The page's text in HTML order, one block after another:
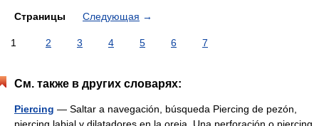
Страницы Следующая →
1 2 3 4 5 6 7
См. также в других словарях:
Piercing — Saltar a navegación, búsqueda Piercing de pezón,